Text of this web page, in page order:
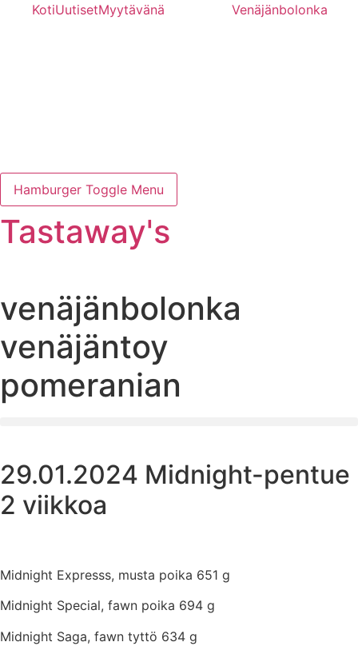
KotiUutisetMyytävänä Venäjänbolonka
Hamburger Toggle Menu
Tastaway's
venäjänbolonka
venäjäntoy
pomeranian
29.01.2024 Midnight-pentue
2 viikkoa
Midnight Expresss, musta poika 651 g
Midnight Special, fawn poika 694 g
Midnight Saga, fawn tyttö 634 g